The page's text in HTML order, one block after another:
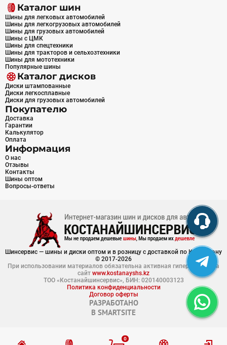
0
Каталог шин
Шины для легковых автомобилей
Шины для легкогрузовых автомобилей
Шины для грузовых автомобилей
Шины с ЦМК
Шины для спецтехники
Шины для тракторов и сельхозтехники
Шины для мототехники
Популярные шины
Каталог дисков
Диски штампованные
Диски легкосплавные
Диски для грузовых автомобилей
Покупателю
Доставка
Гарантии
Калькулятор
Оплата
Информация
О нас
Отзывы
Контакты
Шины оптом
Вопросы-ответы
Шинсервис — шины и диски оптом и в розницу с доставкой по Казахстану
© 2017-2026
При использовании материалов обязательна активная гиперссылка на
сайт www.kostanayshs.kz
ТОО «Костанайшинсервис», БИН: 020140003123
Политика конфиденциальности
Договор оферты
РАЗРАБОТАНО
В SMARTSITE